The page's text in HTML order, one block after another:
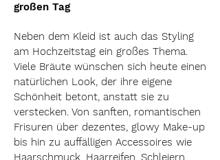
großen Tag
Neben dem Kleid ist auch das Styling
am Hochzeitstag ein großes Thema.
Viele Bräute wünschen sich heute einen
natürlichen Look, der ihre eigene
Schönheit betont, anstatt sie zu
verstecken. Von sanften, romantischen
Frisuren über dezentes, glowy Make-up
bis hin zu auffälligen Accessoires wie
Haarschmuck, Haarreifen, Schleiern